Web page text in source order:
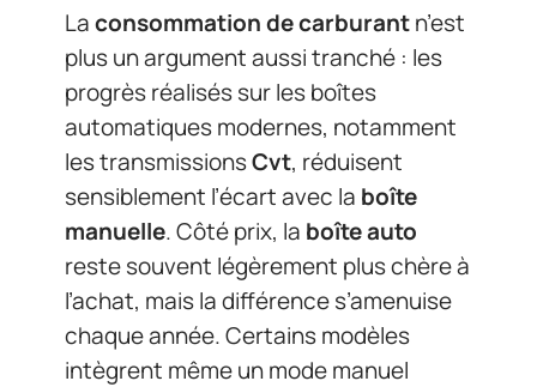
Laconsommation de carburantn’est
plus un argument aussi tranché : les
progrès réalisés sur les boîtes
automatiques modernes, notamment
les transmissionsCvt, réduisent
sensiblement l’écart avec la boîte
manuelle. Côté prix, la boîte auto
reste souvent légèrement plus chère à
l’achat, mais la différence s’amenuise
chaque année. Certains modèles
intègrent même un mode manuel